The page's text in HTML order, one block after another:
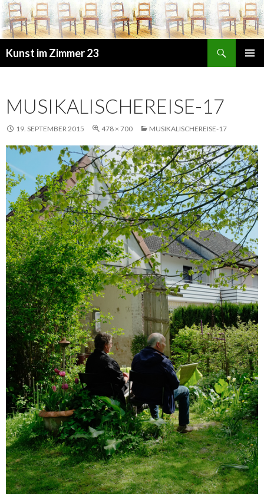
Kunst im Zimmer 23
MUSIKALISCHEREISE-17
19. SEPTEMBER 2015 478 × 700 MUSIKALISCHEREISE-17